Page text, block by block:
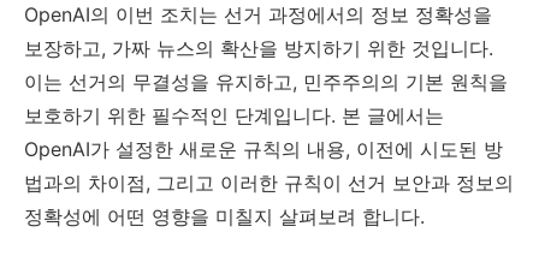
OpenAI의 이번 조치는 선거 과정에서의 정보 정확성을
보장하고, 가짜 뉴스의 확산을 방지하기 위한 것입니다.
이는 선거의 무결성을 유지하고, 민주주의의 기본 원칙을
보호하기 위한 필수적인 단계입니다. 본 글에서는
OpenAI가 설정한 새로운 규칙의 내용, 이전에 시도된 방
법과의 차이점, 그리고 이러한 규칙이 선거 보안과 정보의
정확성에 어떤 영향을 미칠지 살펴보려 합니다.